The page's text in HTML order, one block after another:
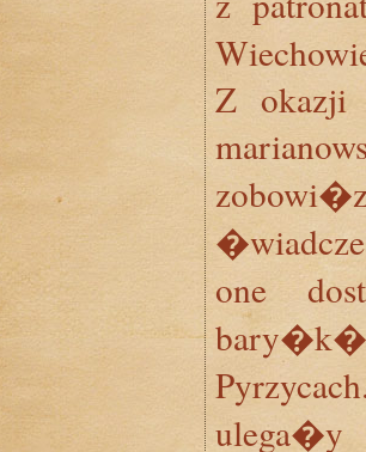
Z okazji
one
bary�k�